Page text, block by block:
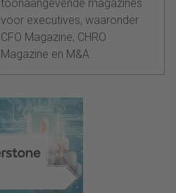
toonaangevende magazines
voor executives, waaronder
CFO Magazine, CHRO
Magazine en M&A.